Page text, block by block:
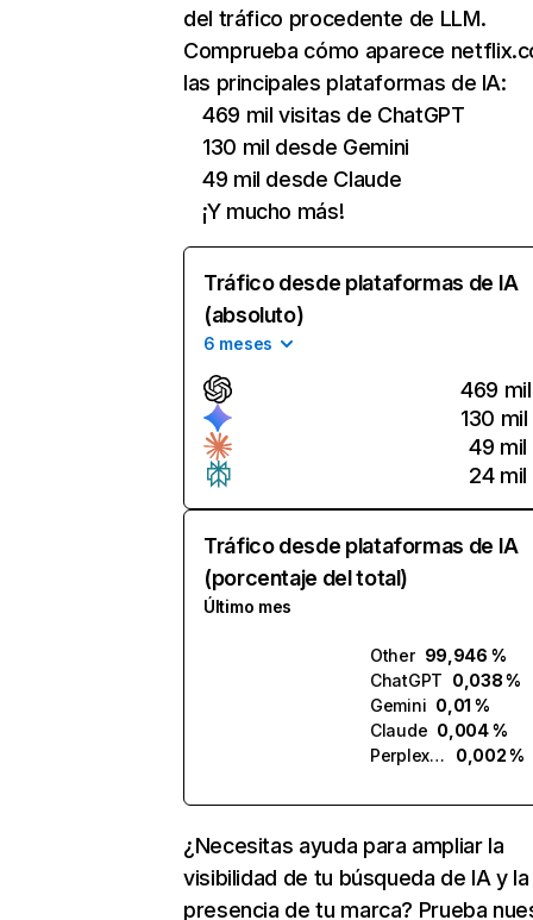
del tráfico procedente de LLM.
Comprueba cómo aparece
las principales plataformas de IA:
469 mil visitas de ChatGPT
130 mil desde Gemini
49 mil desde Claude
¡Y mucho más!
Tráfico desde plataformas de IA
(absoluto)
6 meses
469 mil
130 mil
49 mil
24 mil
Tráfico desde plataformas de IA
(porcentaje del total)
Último mes
Other 99,946 %
ChatGPT 0,038 %
Gemini 0,01 %
Claude 0,004 %
Perplexity
0,002 %
¿Necesitas ayuda para ampliar la
visibilidad de tu búsqueda de IA y la
presencia de tu marca? Prueba